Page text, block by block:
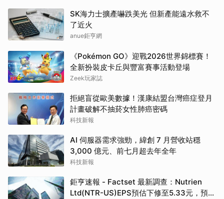
SK海力士擴產嚇跌美光 但新產能遠水救不
了近火
anue鉅亨網
《Pokémon GO》迎戰2026世界錦標賽！
全新扮裝皮卡丘與豐富賽事活動登場
Zeek玩家誌
拒絕盲從歐美數據！漢康結盟台灣癌症登月
計畫破解不抽菸女性肺癌密碼
科技新報
AI 伺服器需求強勁，緯創 7 月營收站穩
3,000 億元、前七月超去年全年
科技新報
鉅亨速報 - Factset 最新調查：Nutrien
Ltd(NTR-US)EPS預估下修至5.33元，預估